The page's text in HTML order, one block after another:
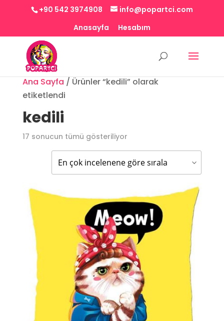
+90 542 3974908
info@popartci.com
Anasayfa
Hesabım
Ana Sayfa / Ürünler “kedili” olarak
etiketlendi
kedili
17 sonucun tümü gösteriliyorPopülerliğe
göre
sıralandı